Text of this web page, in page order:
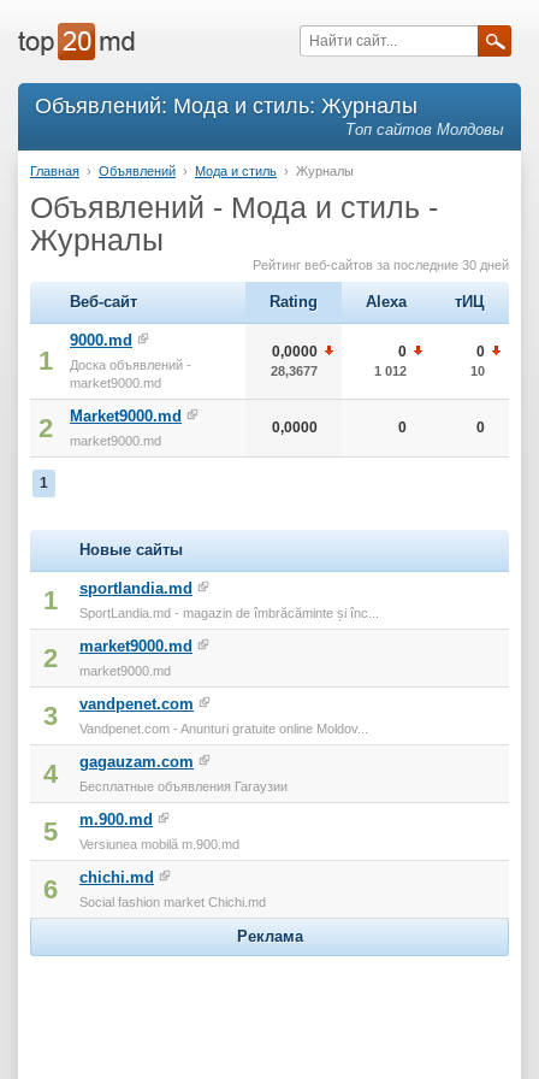
Объявлений: Мода и стиль: Журналы
Топ сайтов Молдовы
Главная › Объявлений › Мода и стиль › Журналы
Объявлений - Мода и стиль -
Журналы
Рейтинг веб-сайтов за последние 30 дней
Веб-сайт Rating Alexa тИЦ
1
9000.md
Доска объявлений -
market9000.md
0,0000
28,3677
0
1 012
0
10
2 Market9000.md
market9000.md
0,0000 0 0
1
Новые сайты
1 sportlandia.md
SportLandia.md - magazin de îmbrăcăminte și înc...
2 market9000.md
market9000.md
3 vandpenet.com
Vandpenet.com - Anunturi gratuite online Moldov...
4 gagauzam.com
Бесплатные объявления Гагаузии
5 m.900.md
Versiunea mobilă m.900.md
6 chichi.md
Social fashion market Chichi.md
Реклама